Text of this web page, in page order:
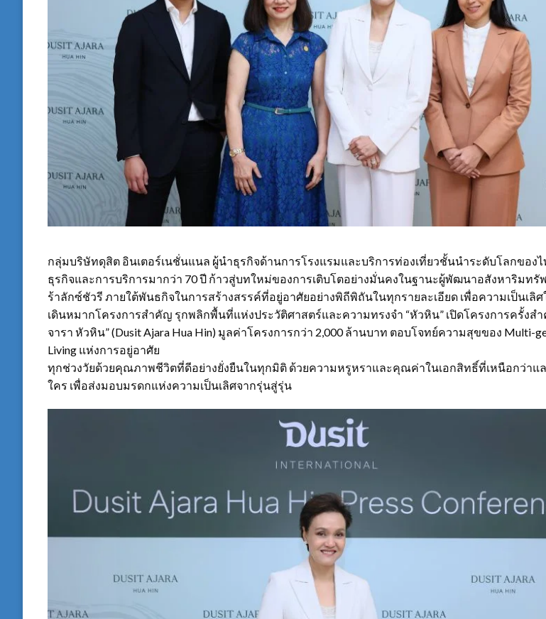
กลุ่มบริษัทดุสิต อินเตอร์เนชั่นแนล ผู้นำธุรกิจด้านการโรงแรมและบริการท่องเที่ยวชั้นนำระดับโลกของ
ธุรกิจและการบริการมากว่า 70 ปี ก้าวสู่บทใหม่ของการเติบโตอย่างมั่นคงในฐานะผู้พัฒนาอสังหาริมทรั
ร้าลักซ์ชัวรี ภายใต้พันธกิจในการสร้างสรรค์ที่อยู่อาศัยอย่างพิถีพิถันในทุกรายละเอียด เพื่อความเป็นเลิ
เดินหมากโครงการสำคัญ รุกพลิกพื้นที่แห่งประวัติศาสตร์และความทรงจำ “หัวหิน” เปิดโครงการครั้งส
จารา หัวหิน” (Dusit Ajara Hua Hin) มูลค่าโครงการกว่า 2,000 ล้านบาท ตอบโจทย์ความสุขของ Multi-
Living แห่งการอยู่อาศัย
ทุกช่วงวัยด้วยคุณภาพชีวิตที่ดีอย่างยั่งยืนในทุกมิติ ด้วยความหรูหราและคุณค่าในเอกสิทธิ์ที่เหนือกว่าแ
ใคร เพื่อส่งมอบมรดกแห่งความเป็นเลิศจากรุ่นสู่รุ่น